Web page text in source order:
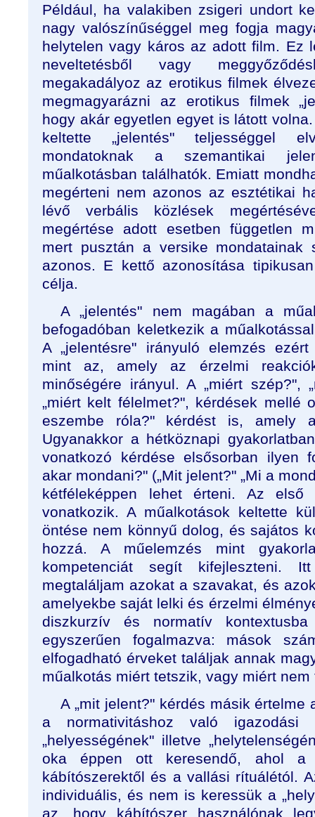
Például, ha valakiben zsigeri undort
nagy valószínűséggel meg fogja
helytelen vagy káros az adott film. Ez
neveltetésből vagy
megakadályoz az erotikus filmek
megmagyarázni az erotikus filmek
hogy akár egyetlen egyet is látott
keltette „jelentés" teljességgel
mondatoknak a szemantikai
műalkotásban találhatók. Emiatt
megérteni nem azonos az esztétikai
lévő verbális közlések
megértése adott esetben független
mert pusztán a versike mondatainak
azonos. E kettő azonosítása
célja.
A „jelentés" nem magában a
befogadóban keletkezik a
A „jelentésre" irányuló elemzés
mint az, amely az érzelmi
minőségére irányul. A „miért szép?",
„miért kelt félelmet?", kérdések mellé
eszembe róla?" kérdést is, amely a
Ugyanakkor a hétköznapi
vonatkozó kérdése elsősorban ilyen
akar mondani?" („Mit jelent?" „Mi a
kétféleképpen lehet érteni. Az első
vonatkozik. A műalkotások keltette
öntése nem könnyű dolog, és sajátos
hozzá. A műelemzés mint
kompetenciát segít kifejleszteni.
megtaláljam azokat a szavakat, és
amelyekbe saját lelki és érzelmi
diszkurzív és normatív
egyszerűen fogalmazva: mások
elfogadható érveket találjak annak
műalkotás miért tetszik, vagy miért nem
A „mit jelent?" kérdés másik értelme
a normativitáshoz való
„helyességének" illetve
oka éppen ott keresendő, ahol a
kábítószerektől és a vallási rítuálétól.
individuális, és nem is keressük a
az, hogy kábítószer használónak